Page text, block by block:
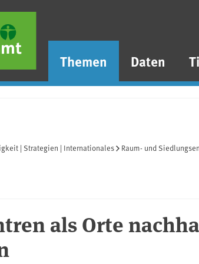
Themen Daten
| Strategien | Internationales Raum- und
als Orte